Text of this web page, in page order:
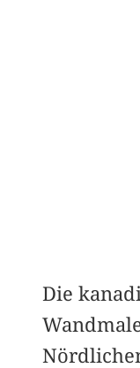
Die